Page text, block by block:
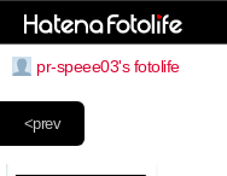
pr-speee03's fotolife
<prev